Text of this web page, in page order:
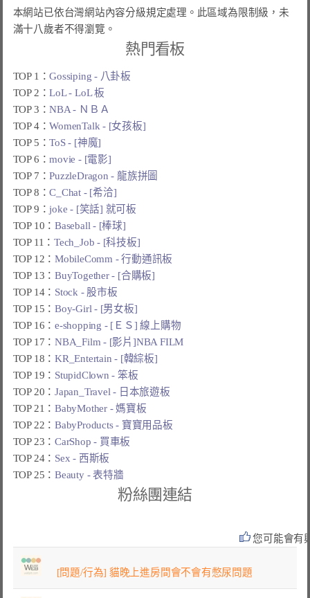
本網站已依台灣網站內容分級規定處理。此區域為限制級，未
滿十八歲者不得瀏覽。
熱門看板
TOP 1：Gossiping - 八卦板
TOP 2：LoL - LoL 板
TOP 3：NBA - ＮＢＡ
TOP 4：WomenTalk - [女孩板]
TOP 5：ToS - [神魔]
TOP 6：movie - [電影]
TOP 7：PuzzleDragon - 龍族拼圖
TOP 8：C_Chat - [希洽]
TOP 9：joke - [笑話] 就可板
TOP 10：Baseball - [棒球]
TOP 11：Tech_Job - [科技板]
TOP 12：MobileComm - 行動通訊板
TOP 13：BuyTogether - [合購板]
TOP 14： Stock - 股市板
TOP 15：Boy-Girl - [男女板]
TOP 16：e-shopping - [ＥＳ] 線上購物
TOP 17：NBA_Film - [影片]NBA FILM
TOP 18：KR_Entertain - [韓綜板]
TOP 19： StupidClown - 笨板
TOP 20：Japan_Travel - 日本旅遊板
TOP 21：BabyMother - 媽寶板
TOP 22：BabyProducts - 寶寶用品板
TOP 23：CarShop - 買車板
TOP 24： Sex - 西斯板
TOP 25：Beauty - 表特牆
粉絲團連結
您可能會有
[問題/行為] 貓晚上進房間會不會有憋尿問題